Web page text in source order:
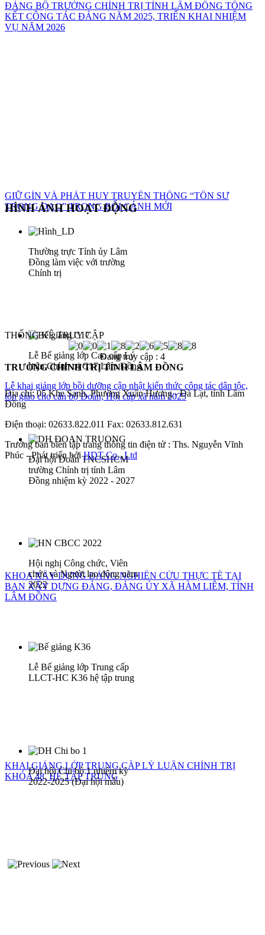
ĐẢNG BỘ TRƯỜNG CHÍNH TRỊ TỈNH LÂM ĐỒNG TỔNG
KẾT CÔNG TÁC ĐẢNG NĂM 2025, TRIỂN KHAI NHIỆM
VỤ NĂM 2026
GIỮ GÌN VÀ PHÁT HUY TRUYỀN THỐNG “TÔN SƯ
TRỌNG ĐẠO” TRONG BỐI CẢNH MỚI
Lễ khai giảng lớp bồi dưỡng cập nhật kiến thức công tác dân tộc,
tôn giáo cho cán bộ Đoàn, Hội cấp xã năm 2025
KHOA XÂY DỰNG ĐẢNG NGHIÊN CỨU THỰC TẾ TẠI
BAN XÂY DỰNG ĐẢNG, ĐẢNG ỦY XÃ HÀM LIÊM, TỈNH
LÂM ĐỒNG
KHAI GIẢNG LỚP TRUNG CẤP LÝ LUẬN CHÍNH TRỊ
KHÓA 48, HỆ TẬP TRUNG
HÌNH ẢNH HOẠT ĐỘNG
Thường trực Tỉnh ủy Lâm
Đồng làm việc với trường
Chính trị
Lễ Bế giảng lớp Cao cấp Lý
luận Chính trị C17 Lâm Đồng
Đại hội Đoàn TNCSHCM
trường Chính trị tỉnh Lâm
Đồng nhiệm kỳ 2022 - 2027
Hội nghị Công chức, Viên
chức và Người lao động năm
2022
Lễ Bế giảng lớp Trung cấp
LLCT-HC K36 hệ tập trung
Đại hội Chi bộ 1 nhiệm kỳ
2022-2025 (Đại hội mẫu)
THỐNG KÊ TRUY CẬP
Đang truy cập : 4
TRƯỜNG CHÍNH TRỊ TỈNH LÂM ĐỒNG
Địa chỉ: 05 Khe Sanh, Phường Xuân Hương - Đà Lạt, tỉnh Lâm
Đồng
Điện thoại: 02633.822.011 Fax: 02633.812.631
Trưởng ban biên tập trang thông tin điện tử : Ths. Nguyễn Vĩnh
Phúc - Phát triển bởiHDT Co., Ltd